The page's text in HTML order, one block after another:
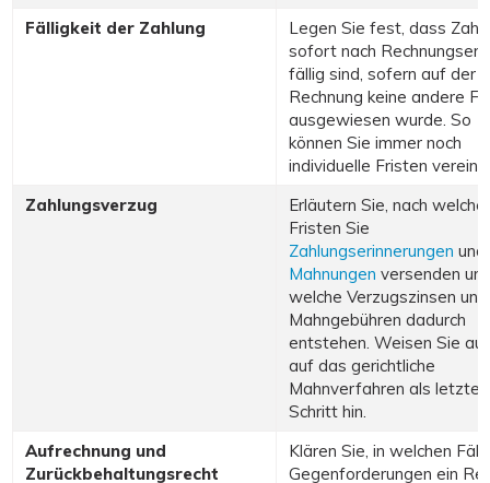
Fälligkeit der Zahlung
Legen Sie fest, dass
sofort nach
fällig sind, sofern auf der
Rechnung keine andere
ausgewiesen wurde. So
können Sie immer noch
individuelle Fristen
Zahlungsverzug
Erläutern Sie, nach
Fristen Sie
Zahlungserinnerungen und
Mahnungen versenden
welche Verzugszinsen und
Mahngebühren dadurch
entstehen. Weisen Sie
auf das gerichtliche
Mahnverfahren als letzten
Schritt hin.
Aufrechnung und
Zurückbehaltungsrecht
Klären Sie, in welchen
Gegenforderungen ein